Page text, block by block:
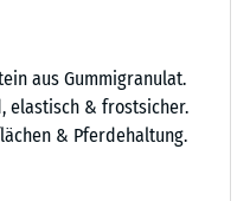
aus Gummigranulat.
elastisch & frostsicher.
& Pferdehaltung.